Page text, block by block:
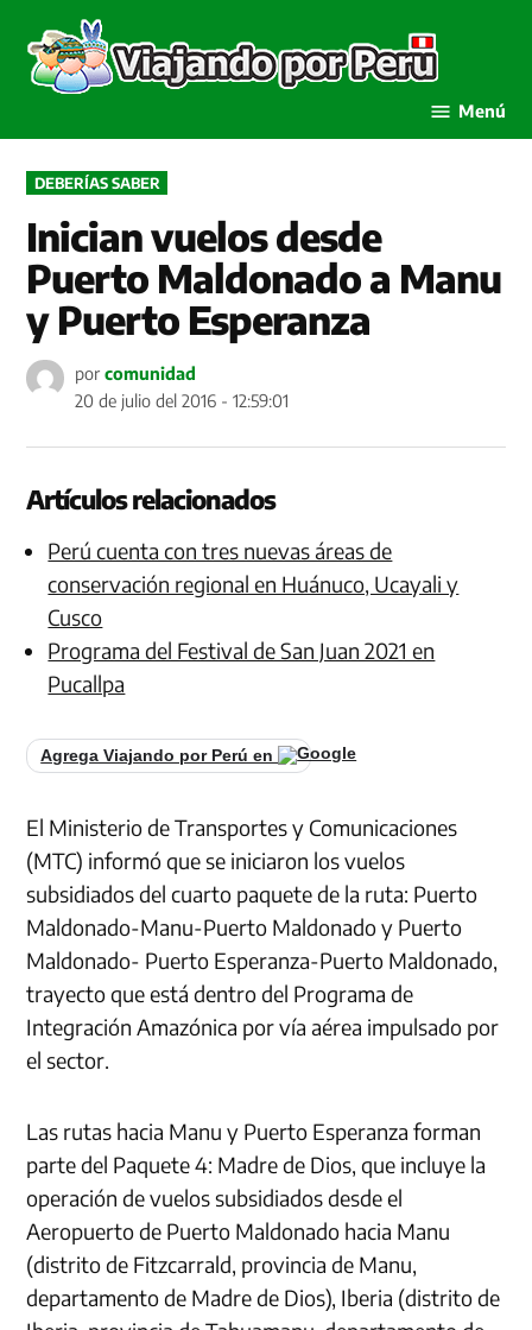
contenido
por
Menú
PUBLICADO
EN
DEBERÍAS SABER
Inician vuelos desde
Puerto Maldonado a Manu
y Puerto Esperanza
por comunidad
20 de julio del 2016 - 12:59:01
Artículos relacionados
Perú cuenta con tres nuevas áreas de
conservación regional en Huánuco, Ucayali y
Cusco
Programa del Festival de San Juan 2021 en
Pucallpa
Agrega Viajando por Perú en
El Ministerio de Transportes y Comunicaciones
(MTC) informó que se iniciaron los vuelos
subsidiados del cuarto paquete de la ruta: Puerto
Maldonado-Manu-Puerto Maldonado y Puerto
Maldonado- Puerto Esperanza-Puerto Maldonado,
trayecto que está dentro del Programa de
Integración Amazónica por vía aérea impulsado por
el sector.
Las rutas hacia Manu y Puerto Esperanza forman
parte del Paquete 4: Madre de Dios, que incluye la
operación de vuelos subsidiados desde el
Aeropuerto de Puerto Maldonado hacia Manu
(distrito de Fitzcarrald, provincia de Manu,
departamento de Madre de Dios), Iberia (distrito de